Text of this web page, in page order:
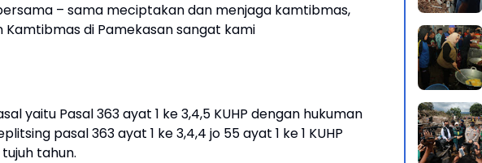
– sama meciptakan dan menjaga kamtibmas,
di Pamekasan sangat kami
yaitu Pasal 363 ayat 1 ke 3,4,5 KUHP dengan hukuman
pasal 363 ayat 1 ke 3,4,4 jo 55 ayat 1 ke 1 KUHP
tahun.